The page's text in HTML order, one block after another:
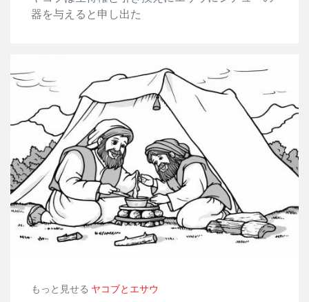
器を与えると申し出た
もっと見せる ヤコブとエサウ